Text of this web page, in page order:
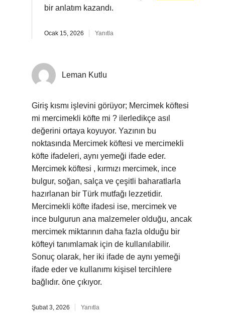
bir anlatım kazandı.
Ocak 15, 2026 Yanıtla
Leman Kutlu
Giriş kısmı işlevini görüyor; Mercimek köftesi
mi mercimekli köfte mi ? ilerledikçe asıl
değerini ortaya koyuyor. Yazının bu
noktasında Mercimek köftesi ve mercimekli
köfte ifadeleri, aynı yemeği ifade eder.
Mercimek köftesi , kırmızı mercimek, ince
bulgur, soğan, salça ve çeşitli baharatlarla
hazırlanan bir Türk mutfağı lezzetidir.
Mercimekli köfte ifadesi ise, mercimek ve
ince bulgurun ana malzemeler olduğu, ancak
mercimek miktarının daha fazla olduğu bir
köfteyi tanımlamak için de kullanılabilir.
Sonuç olarak, her iki ifade de aynı yemeği
ifade eder ve kullanımı kişisel tercihlere
bağlıdır. öne çıkıyor.
Şubat 3, 2026 Yanıtla